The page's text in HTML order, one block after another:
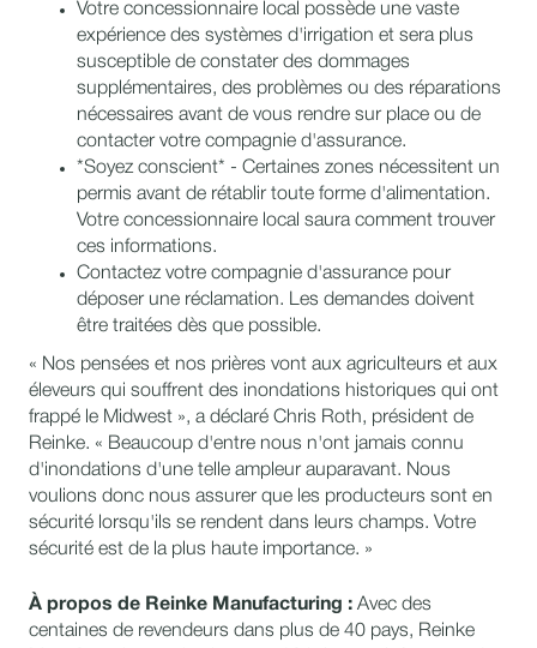
Votre concessionnaire local possède une vaste
expérience des systèmes d'irrigation et sera plus
susceptible de constater des dommages
supplémentaires, des problèmes ou des réparations
nécessaires avant de vous rendre sur place ou de
contacter votre compagnie d'assurance.
*Soyez conscient* - Certaines zones nécessitent un
permis avant de rétablir toute forme d'alimentation.
Votre concessionnaire local saura comment trouver
ces informations.
Contactez votre compagnie d'assurance pour
déposer une réclamation. Les demandes doivent
être traitées dès que possible.
« Nos pensées et nos prières vont aux agriculteurs et aux
éleveurs qui souffrent des inondations historiques qui ont
frappé le Midwest », a déclaré Chris Roth, président de
Reinke. « Beaucoup d'entre nous n'ont jamais connu
d'inondations d'une telle ampleur auparavant. Nous
voulions donc nous assurer que les producteurs sont en
sécurité lorsqu'ils se rendent dans leurs champs. Votre
sécurité est de la plus haute importance. »
À propos de Reinke Manufacturing : Avec des
centaines de revendeurs dans plus de 40 pays, Reinke